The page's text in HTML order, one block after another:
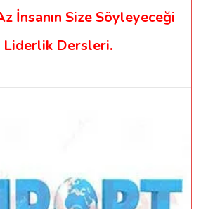
İnsanın Size Söyleyeceği
Dersleri.